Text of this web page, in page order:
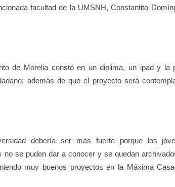
facultad de la UMSNH, Constantito
de Morelia constó en un diplima, un ipad y la
además de que el proyecto será
debería ser más fuerte porque los
no se puden dar a conocer y se quedan
muy buenos proyectos en la Máxima